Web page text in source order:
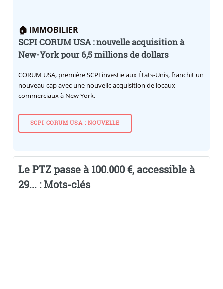
🏠 IMMOBILIER
SCPI CORUM USA : nouvelle acquisition à
New-York pour 6,5 millions de dollars
CORUM USA, première SCPI investie aux États-Unis, franchit un
nouveau cap avec une nouvelle acquisition de locaux
commerciaux à New York.
SCPI CORUM USA : NOUVELLE
Le PTZ passe à 100.000 €, accessible à
29... : Mots-clés